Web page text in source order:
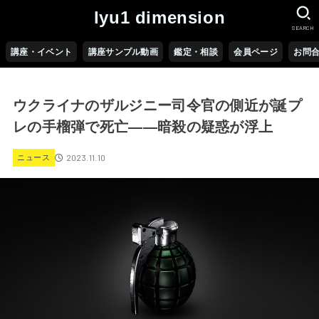
lyu1 dimension
講座・イベント 講座サンプル動画 鑑定・相談 会員ページ お問
SEARCH
ウクライナのザルジニー司令官の側近が誕プ
レの手榴弾で死亡――暗殺の疑惑が浮上
ニュース 2023.11.10